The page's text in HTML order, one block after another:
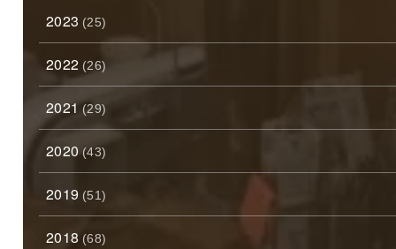
2023 (25)
2022 (26)
2021 (29)
2020 (43)
2019 (51)
2018 (68)